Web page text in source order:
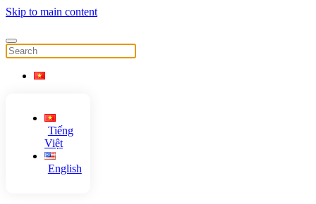
Skip to main content
Tiếng
Việt
English